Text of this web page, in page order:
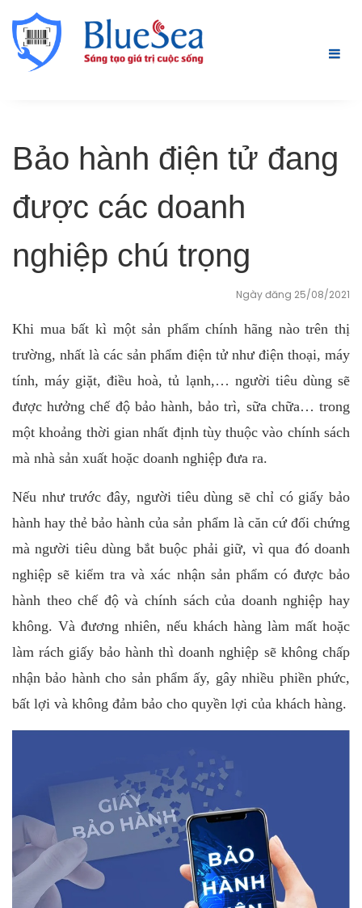
Bảo hành điện tử đang
được các doanh
nghiệp chú trọng
Ngày đăng 25/08/2021
Khi mua bất kì một sản phẩm chính hãng nào trên thị
trường, nhất là các sản phẩm điện tử như điện thoại, máy
tính, máy giặt, điều hoà, tủ lạnh,… người tiêu dùng sẽ
được hưởng chế độ bảo hành, bảo trì, sữa chữa… trong
một khoảng thời gian nhất định tùy thuộc vào chính sách
mà nhà sản xuất hoặc doanh nghiệp đưa ra.
Nếu như trước đây, người tiêu dùng sẽ chỉ có giấy bảo
hành hay thẻ bảo hành của sản phẩm là căn cứ đối chứng
mà người tiêu dùng bắt buộc phải giữ, vì qua đó doanh
nghiệp sẽ kiểm tra và xác nhận sản phẩm có được bảo
hành theo chế độ và chính sách của doanh nghiệp hay
không. Và đương nhiên, nếu khách hàng làm mất hoặc
làm rách giấy bảo hành thì doanh nghiệp sẽ không chấp
nhận bảo hành cho sản phẩm ấy, gây nhiều phiền phức,
bất lợi và không đảm bảo cho quyền lợi của khách hàng.